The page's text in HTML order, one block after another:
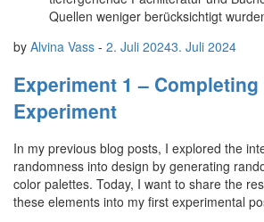
Quellen weniger berücksichtigt
by Alvina Vass - 2. Juli 20243. Juli 2024
Experiment 1 –
Experiment
In my previous blog posts, I explored the
randomness into design by generating
color palettes. Today, I want to share the
these elements into my first experimental